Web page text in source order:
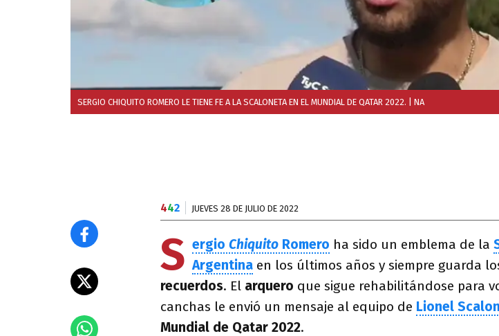
SERGIO CHIQUITO ROMERO LE TIENE FE A LA SCALONETA EN EL MUNDIAL DE QATAR 2022. | NA
442 JUEVES 28 DE JULIO DE 2022
S ergio Chiquito Romero ha sido un emblema de la
Argentina en los últimos años y siempre guarda
recuerdos. El arquero que sigue rehabilitándose para
canchas le envió un mensaje al equipo de Lionel
Mundial de Qatar 2022.